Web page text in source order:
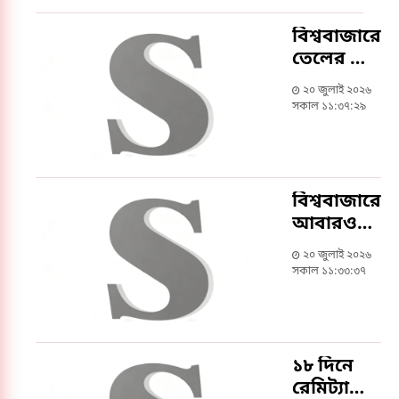
বিশ্ববাজারে
তেলের দাম
কমেছে ৩
শতাংশ
২০ জুলাই ২০২৬
সকাল ১১:৩৭:২৯
বিশ্ববাজারে
আবারও
কমেছে
সোনার দাম
২০ জুলাই ২০২৬
সকাল ১১:৩৩:৩৭
১৮ দিনে
রেমিট্যান্স